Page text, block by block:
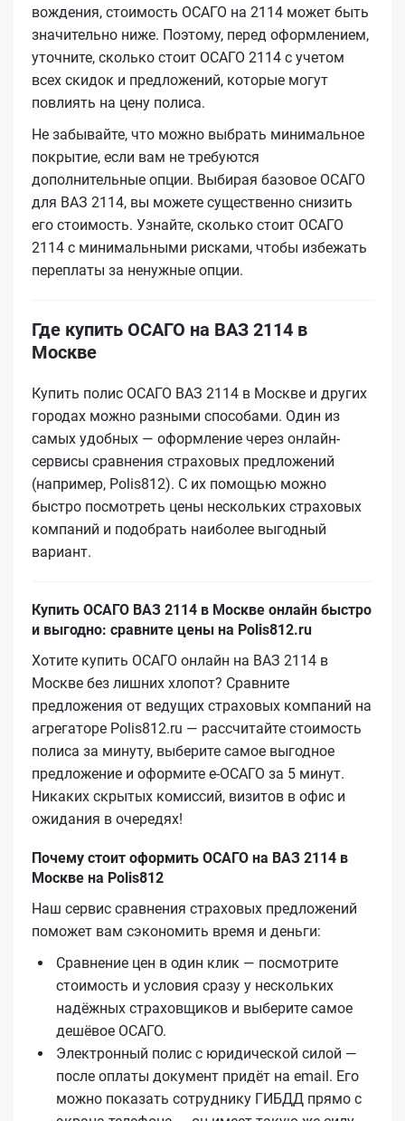
вождения, стоимость ОСАГО на 2114 может быть
значительно ниже. Поэтому, перед оформлением,
уточните, сколько стоит ОСАГО 2114 с учетом
всех скидок и предложений, которые могут
повлиять на цену полиса.
Не забывайте, что можно выбрать минимальное
покрытие, если вам не требуются
дополнительные опции. Выбирая базовое ОСАГО
для ВАЗ 2114, вы можете существенно снизить
его стоимость. Узнайте, сколько стоит ОСАГО
2114 с минимальными рисками, чтобы избежать
переплаты за ненужные опции.
Где купить ОСАГО на ВАЗ 2114 в
Москве
Купить полис ОСАГО ВАЗ 2114 в Москве и других
городах можно разными способами. Один из
самых удобных — оформление через онлайн-
сервисы сравнения страховых предложений
(например, Polis812). С их помощью можно
быстро посмотреть цены нескольких страховых
компаний и подобрать наиболее выгодный
вариант.
Купить ОСАГО ВАЗ 2114 в Москве онлайн быстро
и выгодно: сравните цены на Polis812.ru
Хотите купить ОСАГО онлайн на ВАЗ 2114 в
Москве без лишних хлопот? Сравните
предложения от ведущих страховых компаний на
агрегаторе Polis812.ru — рассчитайте стоимость
полиса за минуту, выберите самое выгодное
предложение и оформите е‑ОСАГО за 5 минут.
Никаких скрытых комиссий, визитов в офис и
ожидания в очередях!
Почему стоит оформить ОСАГО на ВАЗ 2114 в
Москве на Polis812
Наш сервис сравнения страховых предложений
поможет вам сэкономить время и деньги:
Сравнение цен в один клик — посмотрите
стоимость и условия сразу у нескольких
надёжных страховщиков и выберите самое
дешёвое ОСАГО.
Электронный полис с юридической силой —
после оплаты документ придёт на email. Его
можно показать сотруднику ГИБДД прямо с